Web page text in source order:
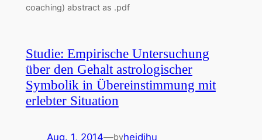
coaching) abstract as .pdf
Studie: Empirische Untersuchung
über den Gehalt astrologischer
Symbolik in Übereinstimmung mit
erlebter Situation
Aug. 1, 2014—byheidihu